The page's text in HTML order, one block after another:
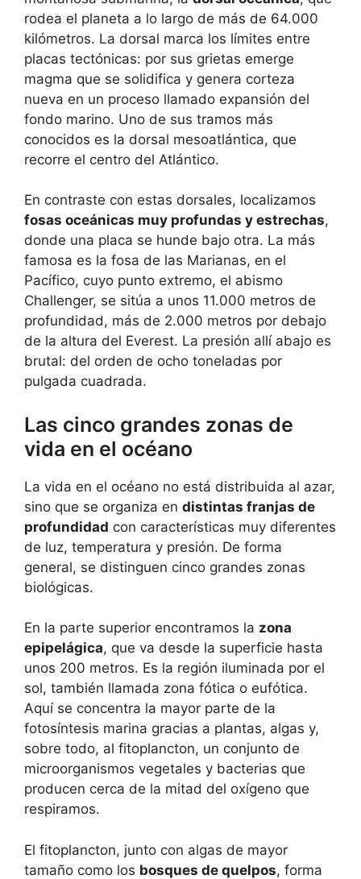
rodea el planeta a lo largo de más de 64.000
kilómetros. La dorsal marca los límites entre
placas tectónicas: por sus grietas emerge
magma que se solidifica y genera corteza
nueva en un proceso llamado expansión del
fondo marino. Uno de sus tramos más
conocidos es la dorsal mesoatlántica, que
recorre el centro del Atlántico.
En contraste con estas dorsales, localizamos
fosas oceánicas muy profundas y estrechas,
donde una placa se hunde bajo otra. La más
famosa es la fosa de las Marianas, en el
Pacífico, cuyo punto extremo, el abismo
Challenger, se sitúa a unos 11.000 metros de
profundidad, más de 2.000 metros por debajo
de la altura del Everest. La presión allí abajo es
brutal: del orden de ocho toneladas por
pulgada cuadrada.
Las cinco grandes zonas de
vida en el océano
La vida en el océano no está distribuida al azar,
sino que se organiza en distintas franjas de
profundidad con características muy diferentes
de luz, temperatura y presión. De forma
general, se distinguen cinco grandes zonas
biológicas.
En la parte superior encontramos la zona
epipelágica, que va desde la superficie hasta
unos 200 metros. Es la región iluminada por el
sol, también llamada zona fótica o eufótica.
Aquí se concentra la mayor parte de la
fotosíntesis marina gracias a plantas, algas y,
sobre todo, al fitoplancton, un conjunto de
microorganismos vegetales y bacterias que
producen cerca de la mitad del oxígeno que
respiramos.
El fitoplancton, junto con algas de mayor
tamaño como los bosques de quelpos, forma